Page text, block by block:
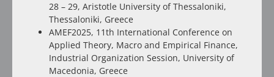
28 – 29, Aristotle University of Thessaloniki,
Thessaloniki, Greece
AMEF2025, 11th International Conference on
Applied Theory, Macro and Empirical Finance,
Industrial Organization Session, University of
Macedonia, Greece